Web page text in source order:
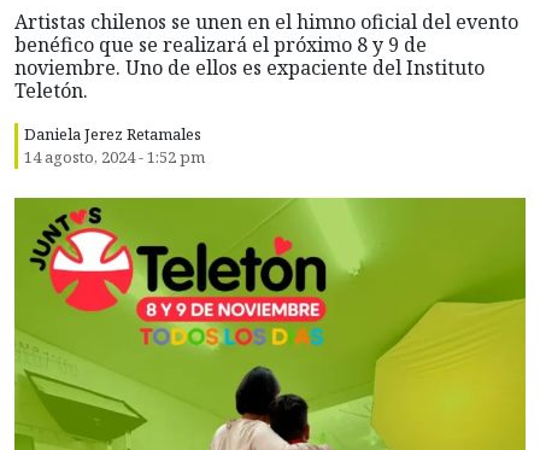
Artistas chilenos se unen en el himno oficial del evento
benéfico que se realizará el próximo 8 y 9 de
noviembre. Uno de ellos es expaciente del Instituto
Teletón.
Daniela Jerez Retamales
14 agosto, 2024 - 1:52 pm